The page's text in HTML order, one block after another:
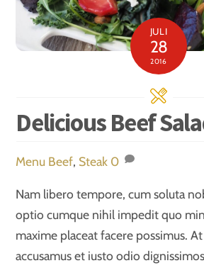
JULI
28
2016
Delicious Beef
Menu Beef, Steak 0
Nam libero tempore, cum soluta
optio cumque nihil impedit quo
maxime placeat facere possimus.
accusamus et iusto odio